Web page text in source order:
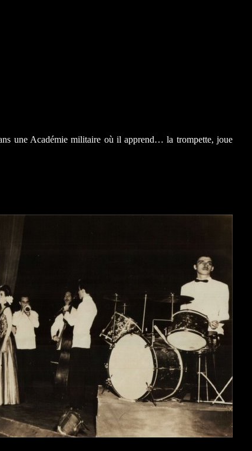
une Académie militaire où il apprend… la trompette, joue